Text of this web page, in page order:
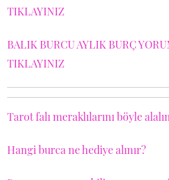
TIKLAYINIZ
BALIK BURCU AYLIK BURÇ
TIKLAYINIZ
Tarot falı meraklılarını böyle
Hangi burca ne hediye alınır?